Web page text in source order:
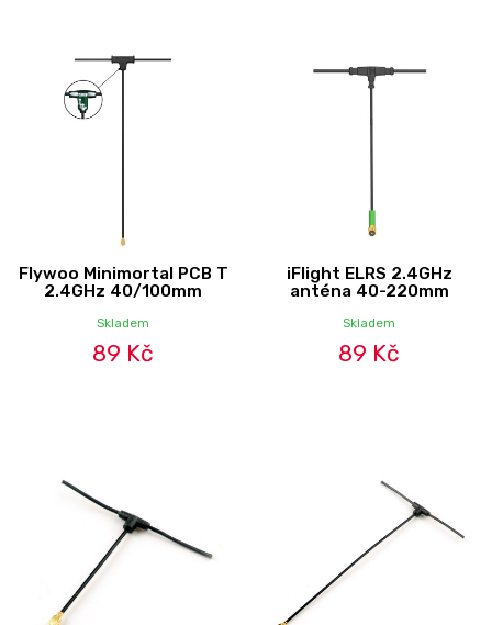
Flywoo Minimortal PCB T
2.4GHz 40/100mm
Skladem
89 Kč
iFlight ELRS 2.4GHz
anténa 40-220mm
Skladem
89 Kč